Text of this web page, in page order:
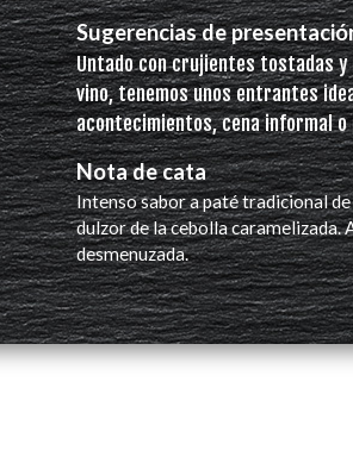
Sugerencias de
Untado con crujientes tostadas y
vino, tenemos unos entrantes
acontecimientos, cena informal o
Nota de cata
Intenso sabor a paté tradicional
dulzor de la cebolla caramelizada.
desmenuzada.